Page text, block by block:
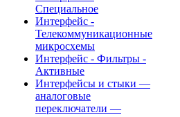
Специальное
Интерфейс -
Телекоммуникационные
микросхемы
Интерфейс - Фильтры -
Активные
Интерфейсы и стыки —
аналоговые
переключатели —